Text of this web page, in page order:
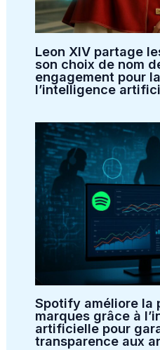
Leon XIV partage
son choix de nom
engagement pour
l’intelligence
Spotify améliore la
marques grâce à
artificielle pour
transparence aux